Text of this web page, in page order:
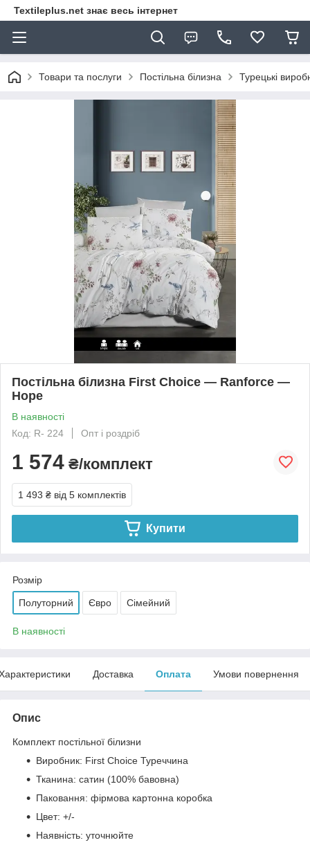
Textileplus.net знає весь інтернет
Товари та послуги Постільна білизна Турецькі
Постільна білизна First Choice — Ranforce —
Hope
В наявності
Код: R- 224
Опт і роздріб
1 574 ₴/комплект
1 493 ₴ від 5 комплектів
Купити
Розмір
Полуторний Євро Сімейний
В наявності
Доставка Оплата Умови повернення
Опис
Комплект постільної білизни
Виробник: First Choice Туреччина
Тканина: сатин (100% бавовна)
Паковання: фірмова картонна коробка
Цвет: +/-
Наявність: уточнюйте